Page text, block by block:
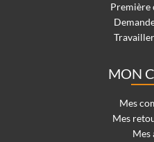
Première
MON
Mes
Mes
Mes